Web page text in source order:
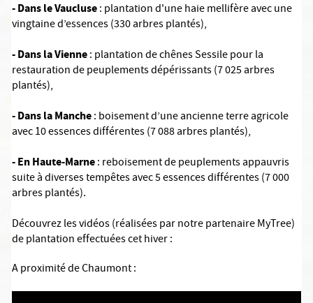
- Dans le Vaucluse: plantation d'une haie mellifère avec une
vingtaine d’essences (330 arbres plantés),
- Dans la Vienne: plantation de chênes Sessile pour la
restauration de peuplements dépérissants (7 025 arbres
plantés),
- Dans la Manche: boisement d’une ancienne terre agricole
avec 10 essences différentes (7 088 arbres plantés),
- En Haute-Marne: reboisement de peuplements appauvris
suite à diverses tempêtes avec 5 essences différentes (7 000
arbres plantés).
Découvrez les vidéos (réalisées par notre partenaire MyTree)
de plantation effectuées cet hiver :
Aproximité de Chaumont: